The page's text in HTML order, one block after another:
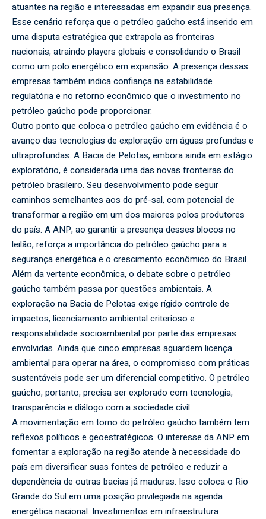
atuantes na região e interessadas em expandir sua presença.
Esse cenário reforça que o petróleo gaúcho está inserido em
uma disputa estratégica que extrapola as fronteiras
nacionais, atraindo players globais e consolidando o Brasil
como um polo energético em expansão. A presença dessas
empresas também indica confiança na estabilidade
regulatória e no retorno econômico que o investimento no
petróleo gaúcho pode proporcionar.
Outro ponto que coloca o petróleo gaúcho em evidência é o
avanço das tecnologias de exploração em águas profundas e
ultraprofundas. A Bacia de Pelotas, embora ainda em estágio
exploratório, é considerada uma das novas fronteiras do
petróleo brasileiro. Seu desenvolvimento pode seguir
caminhos semelhantes aos do pré-sal, com potencial de
transformar a região em um dos maiores polos produtores
do país. A ANP, ao garantir a presença desses blocos no
leilão, reforça a importância do petróleo gaúcho para a
segurança energética e o crescimento econômico do Brasil.
Além da vertente econômica, o debate sobre o petróleo
gaúcho também passa por questões ambientais. A
exploração na Bacia de Pelotas exige rígido controle de
impactos, licenciamento ambiental criterioso e
responsabilidade socioambiental por parte das empresas
envolvidas. Ainda que cinco empresas aguardem licença
ambiental para operar na área, o compromisso com práticas
sustentáveis pode ser um diferencial competitivo. O petróleo
gaúcho, portanto, precisa ser explorado com tecnologia,
transparência e diálogo com a sociedade civil.
A movimentação em torno do petróleo gaúcho também tem
reflexos políticos e geoestratégicos. O interesse da ANP em
fomentar a exploração na região atende à necessidade do
país em diversificar suas fontes de petróleo e reduzir a
dependência de outras bacias já maduras. Isso coloca o Rio
Grande do Sul em uma posição privilegiada na agenda
energética nacional. Investimentos em infraestrutura